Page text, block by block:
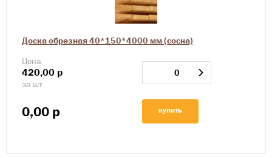
Доска обрезная 40*150*4000 мм (сосна)
Цена
420,00 р
за шт
0,00 р купить